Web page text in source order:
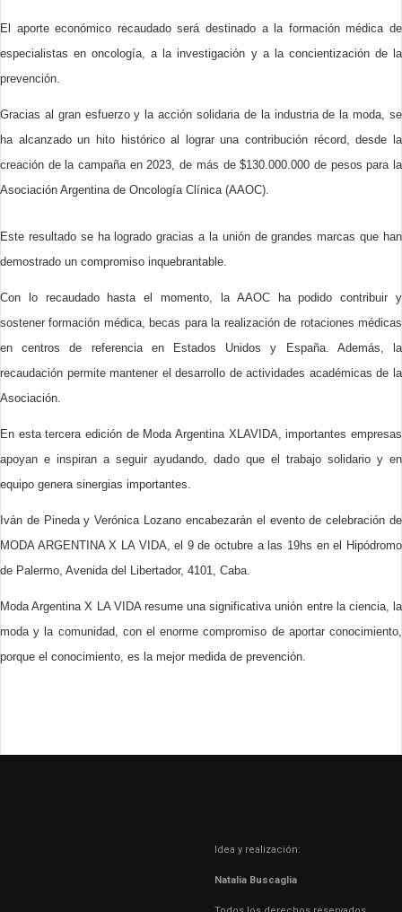
El aporte económico recaudado será destinado a la formación médica de
especialistas en oncología, a la investigación y a la concientización de la
prevención.
Gracias al gran esfuerzo y la acción solidaria de la industria de la moda, se
ha alcanzado un hito histórico al lograr una contribución récord, desde la
creación de la campaña en 2023, de más de $130.000.000 de pesos para la
Asociación Argentina de Oncología Clínica (AAOC).
Este resultado se ha logrado gracias a la unión de grandes marcas que han
demostrado un compromiso inquebrantable.
Con lo recaudado hasta el momento, la AAOC ha podido contribuir y
sostener formación médica, becas para la realización de rotaciones médicas
en centros de referencia en Estados Unidos y España. Además, la
recaudación permite mantener el desarrollo de actividades académicas de la
Asociación.
En esta tercera edición de Moda Argentina XLAVIDA, importantes empresas
apoyan e inspiran a seguir ayudando, dado que el trabajo solidario y en
equipo genera sinergias importantes.
Iván de Pineda y Verónica Lozano encabezarán el evento de celebración de
MODA ARGENTINA X LA VIDA, el 9 de octubre a las 19hs en el Hipódromo
de Palermo, Avenida del Libertador, 4101, Caba.
Moda Argentina X LA VIDA resume una significativa unión entre la ciencia, la
moda y la comunidad, con el enorme compromiso de aportar conocimiento,
porque el conocimiento, es la mejor medida de prevención.
Idea y realización:
Natalia Buscaglia